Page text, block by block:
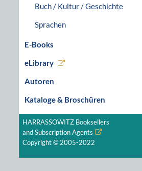
Buch / Kultur / Geschichte
Sprachen
E-Books
eLibrary
Autoren
Kataloge & Broschüren
HARRASSOWITZ Booksellers
and Subscription Agents
Copyright © 2005-2022